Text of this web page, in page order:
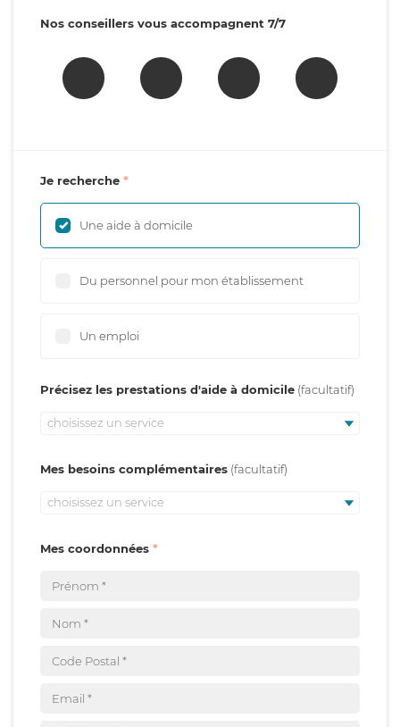
Nos conseillers vous accompagnent 7/7
Je recherche
Une aide à domicile
Du personnel pour mon établissement
Un emploi
Précisez les prestations d'aide à domicile
choisissez un service
Mes besoins complémentaires
choisissez un service
Mes coordonnées